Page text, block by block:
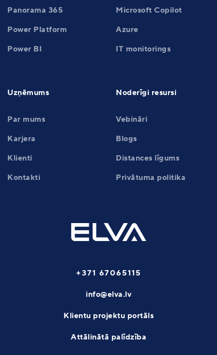
Panorama 365
Microsoft Copilot
Power Platform
Azure
Power BI
IT monitorings
Uzņēmums
Par mums
Karjera
Klienti
Kontakti
Noderīgi resursi
Vebināri
Blogs
Distances līgums
Privātuma politika
+371 67065115
info@elva.lv
Klientu projektu portāls
Attālinātā palīdzība